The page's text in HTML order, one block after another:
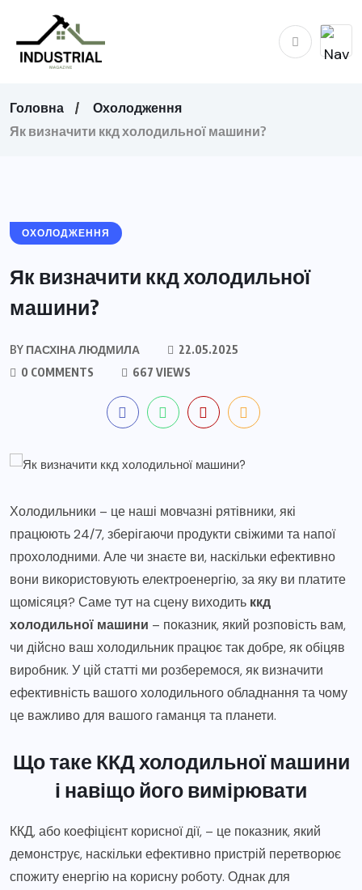
Головна
Охолодження
Як визначити ккд холодильної машини?
ОХОЛОДЖЕННЯ
Як визначити ккд холодильної
машини?
BY ПАСХІНА ЛЮДМИЛА
22.05.2025
0 COMMENTS
667 VIEWS
Холодильники – це наші мовчазні рятівники, які
працюють 24/7, зберігаючи продукти свіжими та напої
прохолодними. Але чи знаєте ви, наскільки ефективно
вони використовують електроенергію, за яку ви платите
щомісяця? Саме тут на сцену виходить ккд
холодильної машини – показник, який розповість вам,
чи дійсно ваш холодильник працює так добре, як обіцяв
виробник. У цій статті ми розберемося, як визначити
ефективність вашого холодильного обладнання та чому
це важливо для вашого гаманця та планети.
Що таке ККД холодильної машини
і навіщо його вимірювати
ККД, або коефіцієнт корисної дії, – це показник, який
демонструє, наскільки ефективно пристрій перетворює
спожиту енергію на корисну роботу. Однак для